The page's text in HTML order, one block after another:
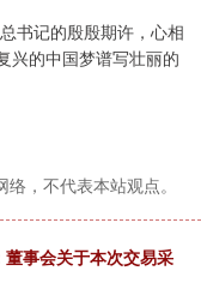
书记的殷殷期许，心相
兴的中国梦谱写壮丽的
，不代表本站观点。
事会关于本次交易采